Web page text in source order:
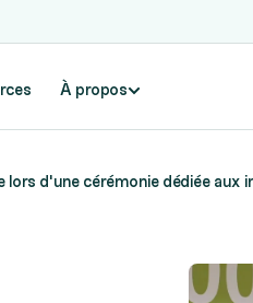
À propos
d’une cérémonie dédiée aux